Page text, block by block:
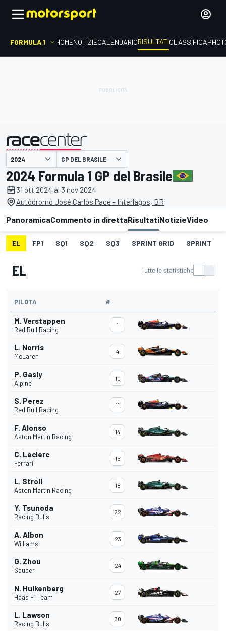
FORMULA 1 HOMENOTIZIECALENDARIORISULTATICLASSIFICA
presentato da GP DEL BRASILE
2024 Formula 1 GP del Brasile
31 ott 2024 al 3 nov 2024
Autódromo José Carlos Pace - Interlagos, BR
PanoramicaCommento in direttaRisultatiNotizieVideo
EL FP1 SQ1 SQ2 SQ3 SPRINT GRID SPRINT
EL Tutte le statistiche
PILOTA #
M. Verstappen
Red Bull Racing
1
L. Norris
McLaren
4
P. Gasly
Alpine
10
S. Perez
Red Bull Racing
11
F. Alonso
Aston Martin Racing
14
C. Leclerc
Ferrari
16
L. Stroll
Aston Martin Racing
18
Y. Tsunoda
Racing Bulls
22
A. Albon
Williams
23
G. Zhou
Sauber
24
N. Hulkenberg
Haas F1 Team
27
L. Lawson
Racing Bulls
30